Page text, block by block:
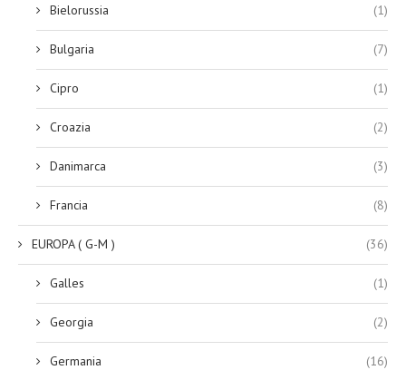
Bielorussia (1)
Bulgaria (7)
Cipro (1)
Croazia (2)
Danimarca (3)
Francia (8)
EUROPA ( G-M ) (36)
Galles (1)
Georgia (2)
Germania (16)